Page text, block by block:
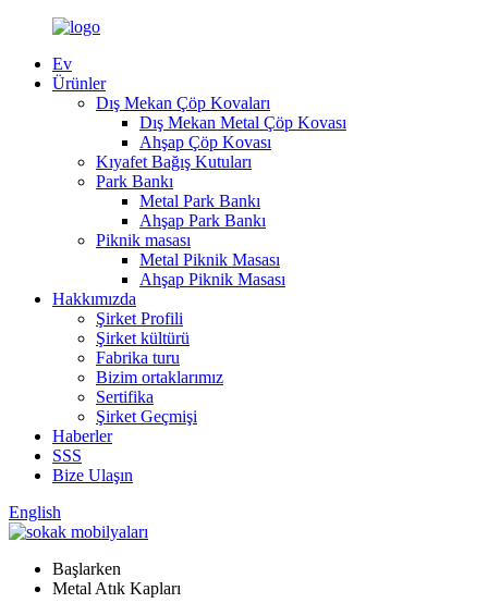
Ev
Ürünler
Dış Mekan Çöp Kovaları
Dış Mekan Metal Çöp Kovası
Ahşap Çöp Kovası
Kıyafet Bağış Kutuları
Park Bankı
Metal Park Bankı
Ahşap Park Bankı
Piknik masası
Metal Piknik Masası
Ahşap Piknik Masası
Hakkımızda
Şirket Profili
Şirket kültürü
Fabrika turu
Bizim ortaklarımız
Sertifika
Şirket Geçmişi
Haberler
SSS
Bize Ulaşın
English
Başlarken
Metal Atık Kapları